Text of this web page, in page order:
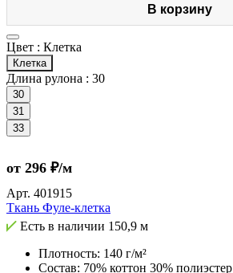
В корзину
Цвет : Клетка
Клетка
Длина рулона : 30
30
31
33
от 296 ₽/м
Арт. 401915
Ткань Фуле-клетка
Есть в наличии 150,9 м
Плотность: 140 г/м²
Состав: 70% коттон 30% полиэстер